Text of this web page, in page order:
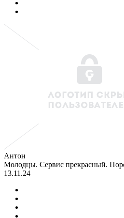
Антон
Молодцы. Сервис прекрасный.
13.11.24